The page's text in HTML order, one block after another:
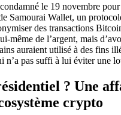
le 19 novembre
Samourai Wallet, un
des transactions
même de l’argent, mais
auraient utilisé à des fins
n’a pas suffi à lui éviter une
? Une
crypto